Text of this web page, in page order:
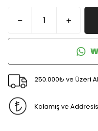
250.000₺ ve Üzeri
Kalamış ve